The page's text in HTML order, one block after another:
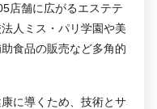
店舗に広がるエステテ
人ミス・パリ学園や美
食品の販売など多角的
に導くため、技術とサ